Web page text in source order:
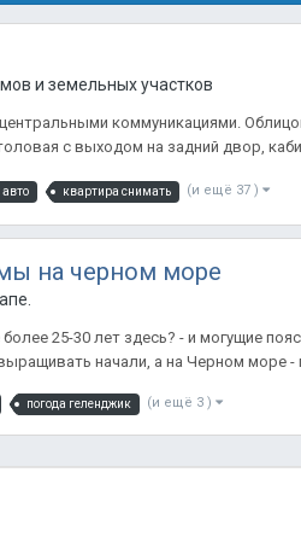
и земельных участков
коммуникациями.
с выходом на задний двор,
авто квартира снимать (и ещё 37 )
на черном море
25-30 лет здесь? - и могущие
начали, а на Черном море -
погода геленджик (и ещё 3 )